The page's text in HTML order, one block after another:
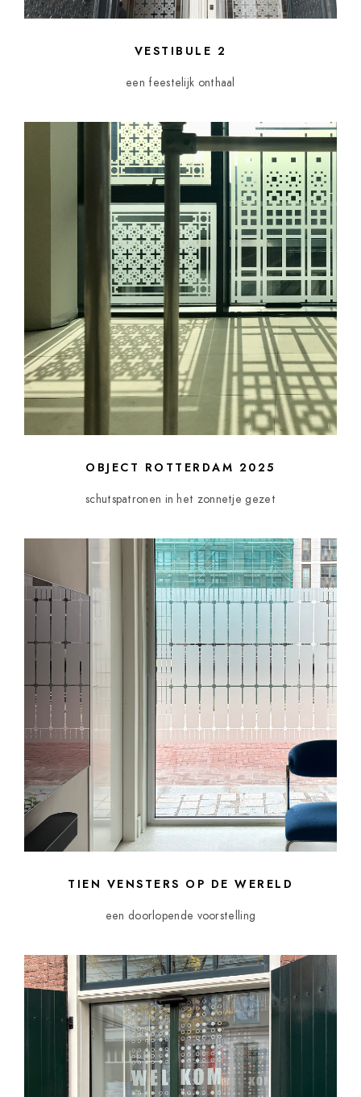
VESTIBULE 2
een feestelijk onthaal
OBJECT ROTTERDAM 2025
schutspatronen in het zonnetje gezet
TIEN VENSTERS OP DE WERELD
een doorlopende voorstelling